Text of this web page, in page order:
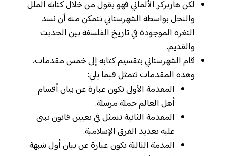
لكن هاربركر الألماني فهو يقول من خلال كتابة الملل
والنحل بواسطة الشهرستاني نتمكن منه أن نسد
الثغرة الموجودة في تاريخ الفلسفة بين الحديث
والقديم.
قام الشهرستاني بتقسيم كتابه إلى خمس مقدمات،
وهذه المقدمات تتمثل فيما يلي:
المقدمة الأولى تكون عبارة عن بيان أقسام
أهل العالم جملة مرسلة.
المقدمة الثانية تتمثل في تعيين قانون يبنى
عليه تعديد الفرق الإسلامية.
المدمة الثالثة تكون عبارة عن بيان أول شبهة